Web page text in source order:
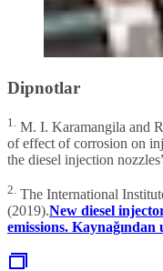
Dipnotlar
1.
M. I. Karamangila and
of effect of corrosion on
the diesel injection
2. The International
(2019).New diesel
emissions. Kaynağından